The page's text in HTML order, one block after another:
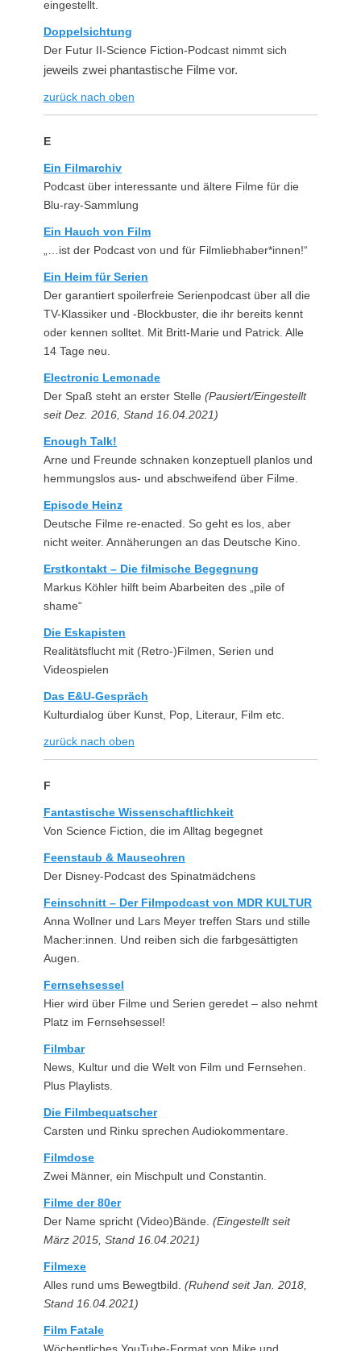
eingestellt.
Doppelsichtung
Der Futur II-Science Fiction-Podcast nimmt sich
jeweils zwei phantastische Filme vor.
zurück nach oben
E
Ein Filmarchiv
Podcast über interessante und ältere Filme für die
Blu-ray-Sammlung
Ein Hauch von Film
„…ist der Podcast von und für Filmliebhaber*innen!“
Ein Heim für Serien
Der garantiert spoilerfreie Serienpodcast über all die
TV-Klassiker und -Blockbuster, die ihr bereits kennt
oder kennen solltet. Mit Britt-Marie und Patrick. Alle
14 Tage neu.
Electronic Lemonade
Der Spaß steht an erster Stelle (Pausiert/Eingestellt
seit Dez. 2016, Stand 16.04.2021)
Enough Talk!
Arne und Freunde schnaken konzeptuell planlos und
hemmungslos aus- und abschweifend über Filme.
Episode Heinz
Deutsche Filme re-enacted. So geht es los, aber
nicht weiter. Annäherungen an das Deutsche Kino.
Erstkontakt – Die filmische Begegnung
Markus Köhler hilft beim Abarbeiten des „pile of
shame“
Die Eskapisten
Realitätsflucht mit (Retro-)Filmen, Serien und
Videospielen
Das E&U-Gespräch
Kulturdialog über Kunst, Pop, Literaur, Film etc.
zurück nach oben
F
Fantastische Wissenschaftlichkeit
Von Science Fiction, die im Alltag begegnet
Feenstaub & Mauseohren
Der Disney-Podcast des Spinatmädchens
Feinschnitt – Der Filmpodcast von MDR KULTUR
Anna Wollner und Lars Meyer treffen Stars und stille
Macher:innen. Und reiben sich die farbgesättigten
Augen.
Fernsehsessel
Hier wird über Filme und Serien geredet – also nehmt
Platz im Fernsehsessel!
Filmbar
News, Kultur und die Welt von Film und Fernsehen.
Plus Playlists.
Die Filmbequatscher
Carsten und Rinku sprechen Audiokommentare.
Filmdose
Zwei Männer, ein Mischpult und Constantin.
Filme der 80er
Der Name spricht (Video)Bände. (Eingestellt seit
März 2015, Stand 16.04.2021)
Filmexe
Alles rund ums Bewegtbild. (Ruhend seit Jan. 2018,
Stand 16.04.2021)
Film Fatale